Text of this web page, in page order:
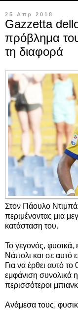
25 Απρ 2018
Gazzetta
πρόβλημα
τη διαφορά
Στον Πάουλο
περιμένοντας μια
κατάσταση του.
Το γεγονός, φυσικά,
Νάπολι και σε αυτό
Για να έρθει αυτό
εμφάνιση συνολικά
περισσότεροι
Ανάμεσα τους,